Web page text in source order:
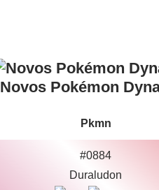
Novos Pokémon
Pkmn
#0884
Duraludon